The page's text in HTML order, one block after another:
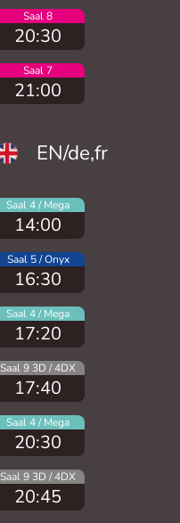
Saal 8
20:30
Saal 7
21:00
EN/de,fr
Saal 4 / Mega
14:00
Saal 5 / Onyx
16:30
Saal 4 / Mega
17:20
Saal 9 3D / 4DX
17:40
Saal 4 / Mega
20:30
Saal 9 3D / 4DX
20:45